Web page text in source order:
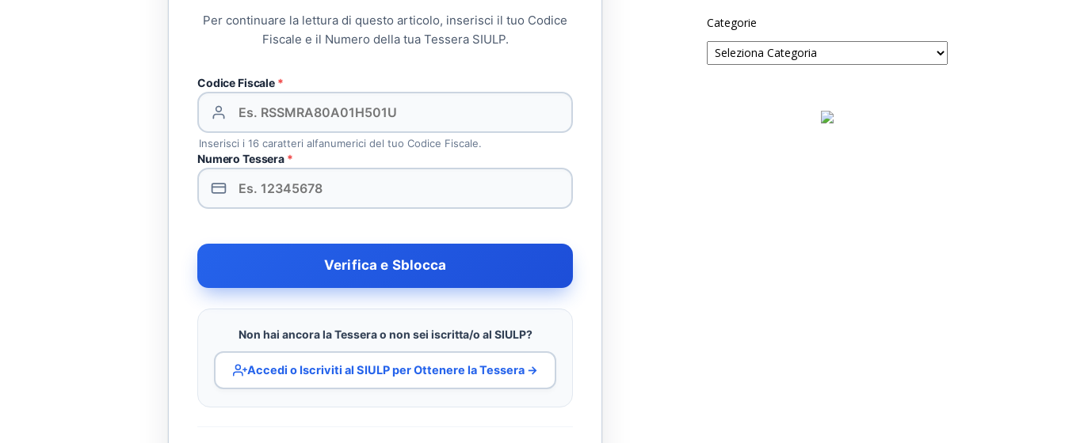
Per continuare la lettura di questo articolo, inserisci il tuo Codice
Fiscale e il Numero della tua Tessera SIULP.
Codice Fiscale *
Inserisci i 16 caratteri alfanumerici del tuo Codice Fiscale.
Numero Tessera *
Verifica e Sblocca
Non hai ancora la Tessera o non sei iscritta/o al SIULP?
Accedi o Iscriviti al SIULP per Ottenere la Tessera →
Categorie